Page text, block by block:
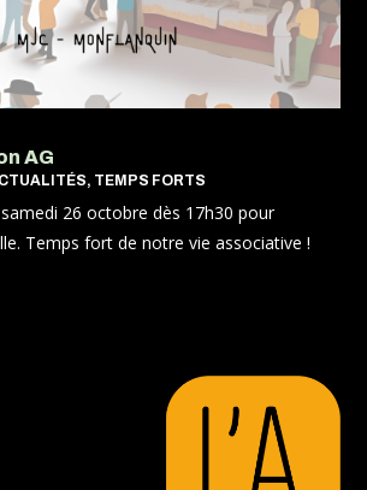
AG
, TEMPS FORTS
26 octobre dès 17h30 pour
Temps fort de notre vie associative !